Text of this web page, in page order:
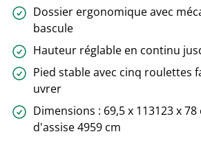
Dossier ergonomique avec
bascule
Hauteur réglable en continu
Pied stable avec cinq roulettes
uvrer
Dimensions : 69,5 x 113123 x
d'assise 4959 cm